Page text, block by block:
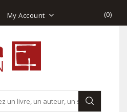
My Account (0)